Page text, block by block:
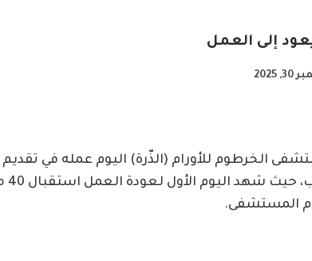
إلى العمل
2025
الخرطوم للأورام (الذّرة) اليوم عمله في تقديم
المستشفى.